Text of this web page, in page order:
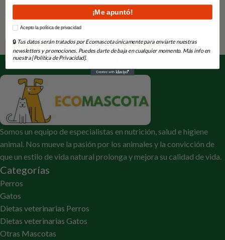
BIOZOO
Añadir Al Carrito
BIOZOO
En Stock
Añadir Al Carrito
Somos un equipo de especialistas en nutrición, salud e higiene
animal. Nos mueve la pasión por los animales y la convicción de
que un estilo de vida natural prolonga y mejora su calidad de vida.
Categorías
Perros
Gatos
Dietas veterinarias Perros
Dietas veterinarias Gatos
Otras Mascotas
¡Me apuntó!
How would you like to hear from us?
Acepto la política de privacidad
🔒 Tus datos serán tratados por Ecomascota únicamente para enviarte nuestras
newsletters y promociones. Puedes darte de baja en cualquier momento. Más info en
nuestra [Política de Privacidad].